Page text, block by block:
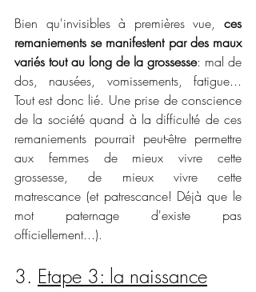
Bien qu'invisibles à premières vue, ces
remaniements se manifestent par des maux
variés tout au long de la grossesse: mal de
dos, nausées, vomissements, fatigue...
Tout est donc lié. Une prise de conscience
de la société quand à la difficulté de ces
remaniements pourrait peut-être permettre
aux femmes de mieux vivre cette
grossesse, de mieux vivre cette
matrescance (et patrescance! Déjà que le
mot paternage d'existe pas
officiellement...).
3. Etape 3: la naissance